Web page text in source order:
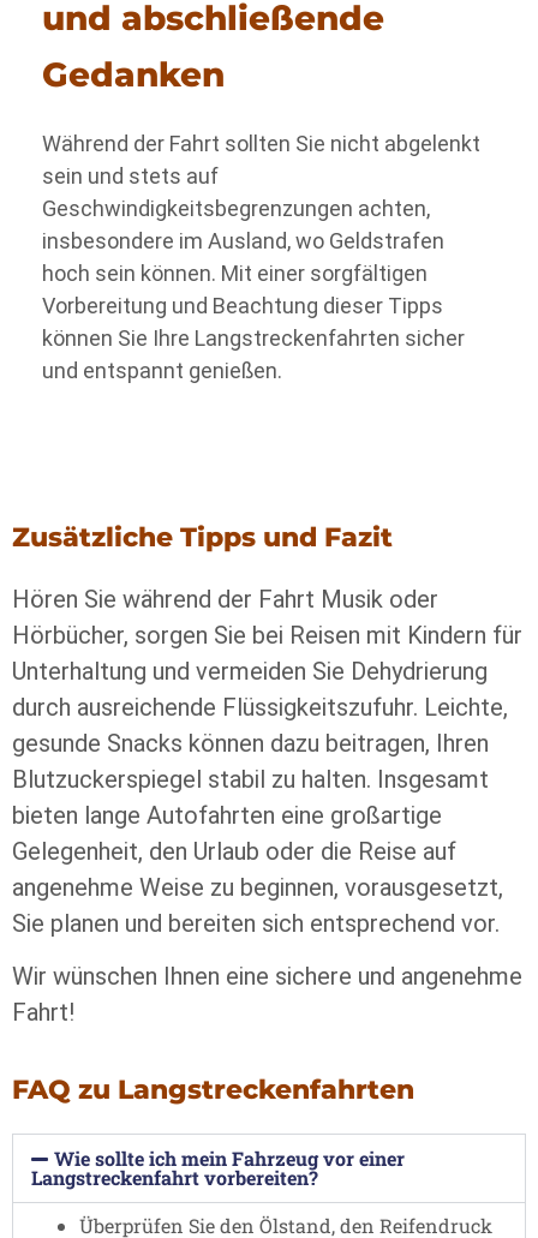
und abschließende
Gedanken
Während der Fahrt sollten Sie nicht abgelenkt
sein und stets auf
Geschwindigkeitsbegrenzungen achten,
insbesondere im Ausland, wo Geldstrafen
hoch sein können. Mit einer sorgfältigen
Vorbereitung und Beachtung dieser Tipps
können Sie Ihre Langstreckenfahrten sicher
und entspannt genießen.
Zusätzliche Tipps und Fazit
Hören Sie während der Fahrt Musik oder
Hörbücher, sorgen Sie bei Reisen mit Kindern für
Unterhaltung und vermeiden Sie Dehydrierung
durch ausreichende Flüssigkeitszufuhr. Leichte,
gesunde Snacks können dazu beitragen, Ihren
Blutzuckerspiegel stabil zu halten. Insgesamt
bieten lange Autofahrten eine großartige
Gelegenheit, den Urlaub oder die Reise auf
angenehme Weise zu beginnen, vorausgesetzt,
Sie planen und bereiten sich entsprechend vor.
Wir wünschen Ihnen eine sichere und angenehme
Fahrt!
FAQ zu Langstreckenfahrten
Wie sollte ich mein Fahrzeug vor einer
Langstreckenfahrt vorbereiten?
Überprüfen Sie den Ölstand, den Reifendruck